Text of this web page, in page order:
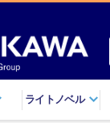
ライトノベル